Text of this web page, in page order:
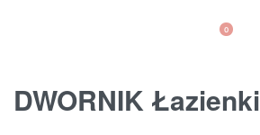
0
DWORNIK Łazienki